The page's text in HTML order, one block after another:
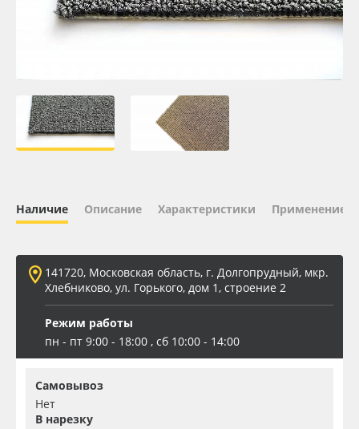
Oracal 641
Плёнка монтажная Oratape
ПЭТ листовой
Баннер
Заготовки для сувениров
Наличие Описание Характеристики Применение
141720, Московская область, г. Долгопрудный, мкр.
Хлебниково, ул. Горького, дом 1, строение 2
Режим работы
пн - пт 9:00 - 18:00 , сб 10:00 - 14:00
Самовывоз
Нет
В нарезку